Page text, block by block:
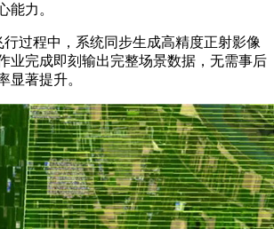
能力。
过程中，系统同步生成高精度正射影像
业完成即刻输出完整场景数据，无需事后
显著提升。